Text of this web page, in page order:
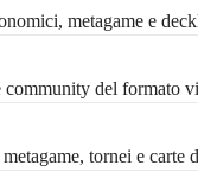
metagame e
community del formato
tornei e